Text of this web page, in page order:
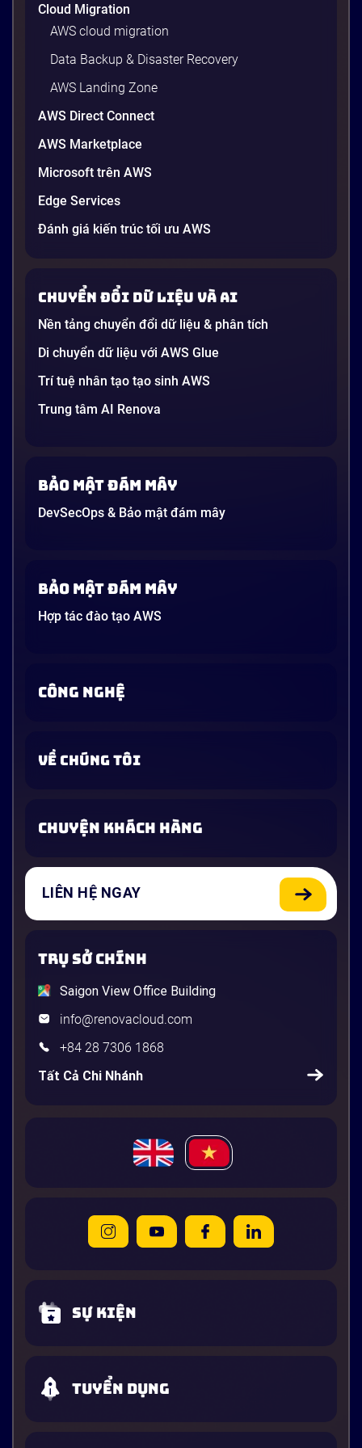
Generative AI là gì? Giải thích đơn giản
và ứng dụng cho doanh nghiệp Việt
Nam 2026
Gần đây, bạn có thể nghe đến thuật ngữ “Generative
startup công nghệ. Vấn đề là phần lớn lời giải thích
dường như chỉ được viết cho kỹ sư, không phải cho
người […]
21 phút
Cloud Migration
AWS cloud migration
Data Backup & Disaster Recovery
AWS Landing Zone
AWS Direct Connect
AWS Marketplace
Microsoft trên AWS
Edge Services
Đánh giá kiến trúc tối ưu AWS
Chuyển đổi dữ liệu và AI
Nền tảng chuyển đổi dữ liệu & phân tích
Di chuyển dữ liệu với AWS Glue
Trí tuệ nhân tạo tạo sinh AWS
Trung tâm AI Renova
Bảo mật đám mây
DevSecOps & Bảo mật đám mây
Bảo mật đám mây
Hợp tác đào tạo AWS
CÔNG NGHỆ
VỀ CHÚNG TÔI
CHUYỆN KHÁCH HÀNG
LIÊN HỆ NGAY
TRỤ SỞ CHÍNH
Saigon View Office Building
info@renovacloud.com
+84 28 7306 1868
Tất Cả Chi Nhánh
Sự kiện
Tuyển dụng